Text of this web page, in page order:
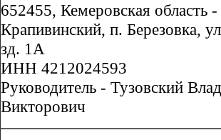
652455, Кемеровская область
Крапивинский, п. Березовка,
зд. 1А
ИНН 4212024593
Руководитель - Тузовский
Викторович